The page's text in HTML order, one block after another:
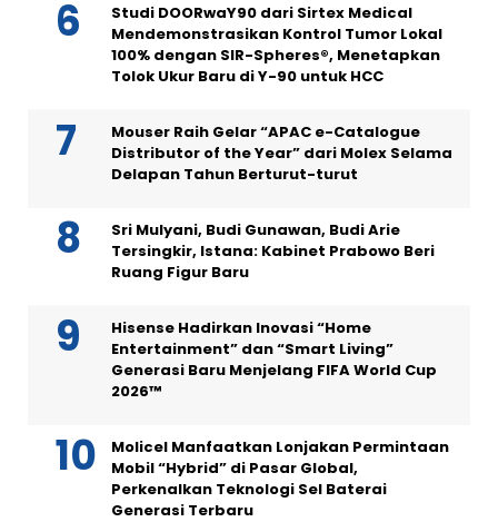
Studi DOORwaY90 dari Sirtex Medical
Mendemonstrasikan Kontrol Tumor Lokal
100% dengan SIR-Spheres®, Menetapkan
Tolok Ukur Baru di Y-90 untuk HCC
Mouser Raih Gelar “APAC e-Catalogue
Distributor of the Year” dari Molex Selama
Delapan Tahun Berturut-turut
Sri Mulyani, Budi Gunawan, Budi Arie
Tersingkir, Istana: Kabinet Prabowo Beri
Ruang Figur Baru
Hisense Hadirkan Inovasi “Home
Entertainment” dan “Smart Living”
Generasi Baru Menjelang FIFA World Cup
2026™
Molicel Manfaatkan Lonjakan Permintaan
Mobil “Hybrid” di Pasar Global,
Perkenalkan Teknologi Sel Baterai
Generasi Terbaru